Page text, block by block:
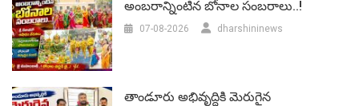
అంబరాన్నింటిన బోనాల సంబరాలు..!
07-08-2026 dharshininews
తాండూరు అభివృద్దికి మెరుగైన